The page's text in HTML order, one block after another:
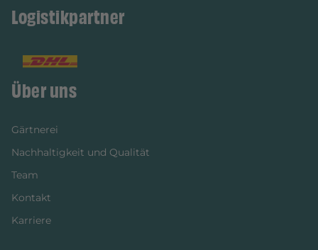
Logistikpartner
Über uns
Gärtnerei
Nachhaltigkeit und Qualität
Team
Kontakt
Karriere